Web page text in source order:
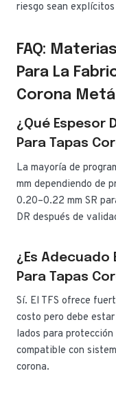
riesgo sean
FAQ:
Para La
Corona
¿Qué Espesor
Para Tapas
La mayoría de
mm dependiendo de
0.20–0.22 mm SR
DR después de
¿Es Adecuado
Para Tapas
Sí. El TFS ofrece
costo pero debe
lados para
compatible con
corona.